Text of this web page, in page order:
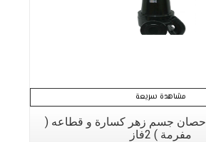
مشاهدة سريعة
غاطس منترا 3 حصان جسم زهر كسارة و قطاعه (
مفرمة ) 2فاز